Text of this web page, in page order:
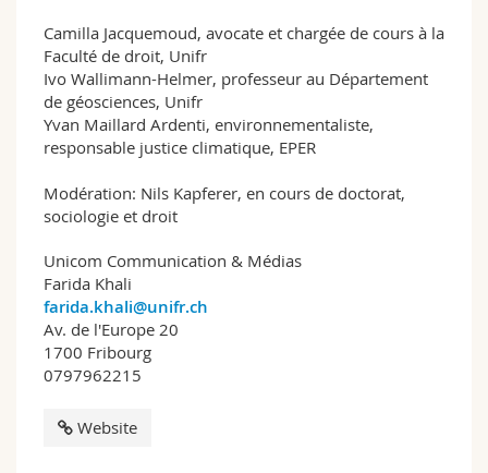
Camilla Jacquemoud, avocate et chargée de cours à la
Faculté de droit, Unifr
Ivo Wallimann-Helmer, professeur au Département
de géosciences, Unifr
Yvan Maillard Ardenti, environnementaliste,
responsable justice climatique, EPER
Modération: Nils Kapferer, en cours de doctorat,
sociologie et droit
Unicom Communication & Médias
Farida Khali
farida.khali@unifr.ch
Av. de l'Europe 20
1700 Fribourg
0797962215
Website